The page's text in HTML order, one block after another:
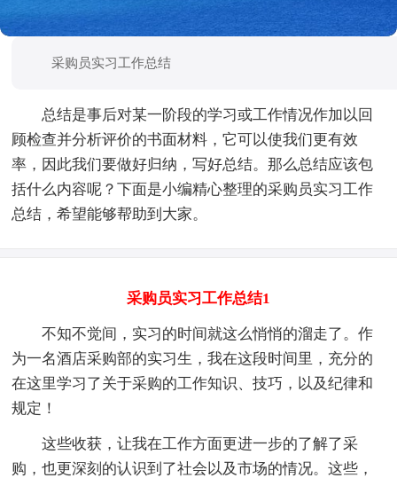
采购员实习工作总结
总结是事后对某一阶段的学习或工作情况作加以回
顾检查并分析评价的书面材料，它可以使我们更有效
率，因此我们要做好归纳，写好总结。那么总结应该包
括什么内容呢？下面是小编精心整理的采购员实习工作
总结，希望能够帮助到大家。
采购员实习工作总结1
不知不觉间，实习的时间就这么悄悄的溜走了。作
为一名酒店采购部的实习生，我在这段时间里，充分的
在这里学习了关于采购的工作知识、技巧，以及纪律和
规定！
这些收获，让我在工作方面更进一步的了解了采
购，也更深刻的认识到了社会以及市场的情况。这些，